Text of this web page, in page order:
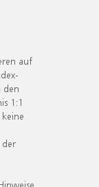
auf
den
1:1
der